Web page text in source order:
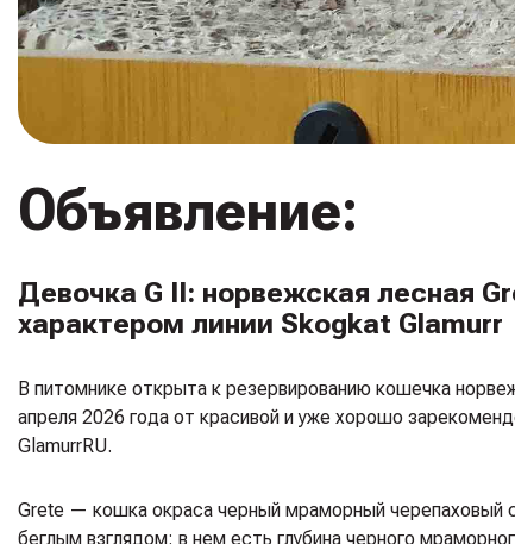
Объявление:
Девочка G II: норвежская лесная
характером линии Skogkat Glamurr
В питомнике открыта к резервированию кошечка
апреля 2026 года от красивой и уже хорошо
GlamurrRU.
Grete — кошка окраса черный мраморный черепаховый
беглым взглядом: в нем есть глубина черного